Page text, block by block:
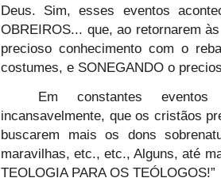
Deus. Sim, esses eventos
OBREIROS... que, ao retornarem
precioso conhecimento com o
costumes, e SONEGANDO o
Em constantes
incansavelmente, que os cristãos
buscarem mais os dons
maravilhas, etc., etc., Alguns, até
TEOLOGIA PARA OS TEÓLOGOS!”